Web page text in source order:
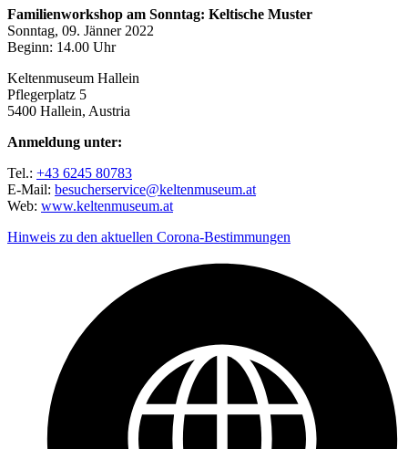
Familienworkshop am Sonntag: Keltische Muster
Sonntag, 09. Jänner 2022
Beginn: 14.00 Uhr
Keltenmuseum Hallein
Pflegerplatz 5
5400 Hallein, Austria
Anmeldung unter:
Tel.: +43 6245 80783
E-Mail: besucherservice@keltenmuseum.at
Web: www.keltenmuseum.at
Hinweis zu den aktuellen Corona-Bestimmungen